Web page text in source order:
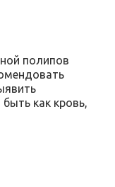
полипов
как кровь,